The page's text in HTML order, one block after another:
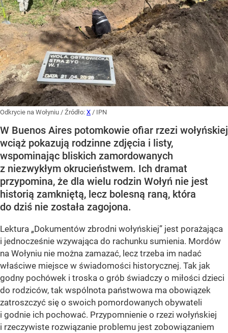
Odkrycie na Wołyniu / Źródło: X / IPN
W Buenos Aires potomkowie ofiar rzezi wołyńskiej
wciąż pokazują rodzinne zdjęcia i listy,
wspominając bliskich zamordowanych
z niezwykłym okrucieństwem. Ich dramat
przypomina, że dla wielu rodzin Wołyń nie jest
historią zamkniętą, lecz bolesną raną, która
do dziś nie została zagojona.
Lektura „Dokumentów zbrodni wołyńskiej” jest porażająca
i jednocześnie wzywająca do rachunku sumienia. Mordów
na Wołyniu nie można zamazać, lecz trzeba im nadać
właściwe miejsce w świadomości historycznej. Tak jak
godny pochówek i troska o grób świadczy o miłości dzieci
do rodziców, tak wspólnota państwowa ma obowiązek
zatroszczyć się o swoich pomordowanych obywateli
i godnie ich pochować. Przypomnienie o rzezi wołyńskiej
i rzeczywiste rozwiązanie problemu jest zobowiązaniem